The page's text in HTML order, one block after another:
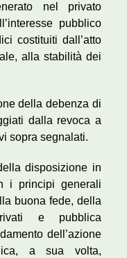
nel privato
pubblico
costituiti dall’atto
alla stabilità dei
della debenza di
dalla revoca a
sopra segnalati.
disposizione in
i principi generali
buona fede, della
e pubblica
dell’azione
a sua volta,